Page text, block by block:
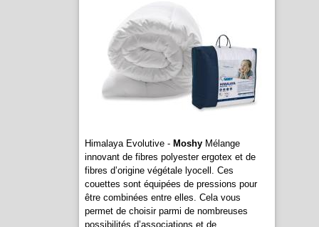
Himalaya Evolutive - MoshyMélange
innovant de fibres polyester ergotex et de
fibres d’origine végétale lyocell. Ces
couettes sont équipées de pressions pour
être combinées entre elles. Cela vous
permet de choisir parmi de nombreuses
possibilités d’associations et de